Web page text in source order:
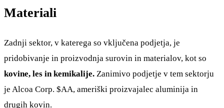
Materiali
Zadnji sektor, v katerega so vključena podjetja, je
pridobivanje in proizvodnja surovin in materialov, kot so
kovine, les in kemikalije. Zanimivo podjetje v tem sektorju
je Alcoa Corp. $AA, ameriški proizvajalec aluminija in
drugih kovin.